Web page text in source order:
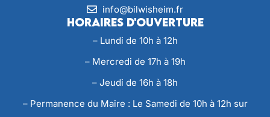
info@bilwisheim.fr
Horaires d'ouverture
– Lundi de 10h à 12h
– Mercredi de 17h à 19h
– Jeudi de 16h à 18h
– Permanence du Maire : Le Samedi de 10h à 12h sur